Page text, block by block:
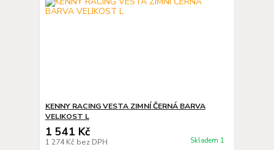
KENNY RACING VESTA ZIMNÍ ČERNÁ BARVA
VELIKOST L
1 541 Kč
1 274 Kč bez DPH Skladem 1